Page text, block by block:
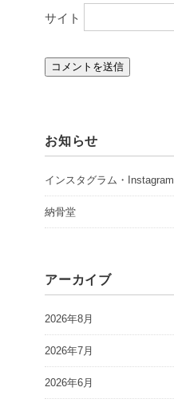
サイト
お知らせ
インスタグラム・Instagram
納骨堂
アーカイブ
2026年8月
2026年7月
2026年6月